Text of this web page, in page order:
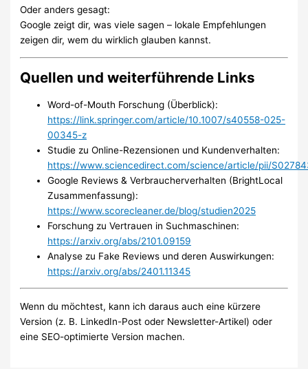
Oder anders gesagt:
Google zeigt dir, was viele sagen – lokale Empfehlungen
zeigen dir, wem du wirklich glauben kannst.
Quellen und weiterführende Links
Word-of-Mouth Forschung (Überblick):
https://link.springer.com/article/10.1007/s40558-025-
00345-z
Studie zu Online-Rezensionen und Kundenverhalten:
https://www.sciencedirect.com/science/article/pii/
Google Reviews & Verbraucherverhalten (BrightLocal
Zusammenfassung):
https://www.scorecleaner.de/blog/studien2025
Forschung zu Vertrauen in Suchmaschinen:
https://arxiv.org/abs/2101.09159
Analyse zu Fake Reviews und deren Auswirkungen:
https://arxiv.org/abs/2401.11345
Wenn du möchtest, kann ich daraus auch eine kürzere
Version (z. B. LinkedIn-Post oder Newsletter-Artikel) oder
eine SEO-optimierte Version machen.